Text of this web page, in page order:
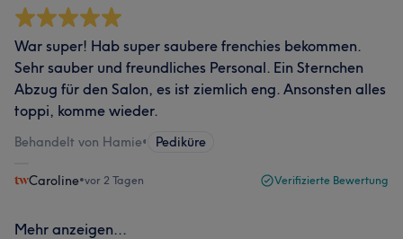
War super! Hab super saubere frenchies bekommen.
Sehr sauber und freundliches Personal. Ein Sternchen
Abzug für den Salon, es ist ziemlich eng. Ansonsten alles
toppi, komme wieder.
Behandelt von Hamie• Pediküre
Caroline•vor 2 Tagen Verifizierte Bewertung
Mehr anzeigen...